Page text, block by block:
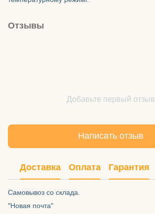
Отзывы
Добавьте первый отзыв
Написать отзыв
Доставка Оплата Гарантия
Самовывоз со склада.
"Новая почта"